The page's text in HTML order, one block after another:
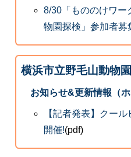
8/30「もののけワー
物園探検」参加者募
横浜市立野毛山動物園
お知らせ&更新情報（ホ
【記者発表】クー
開催!(pdf)